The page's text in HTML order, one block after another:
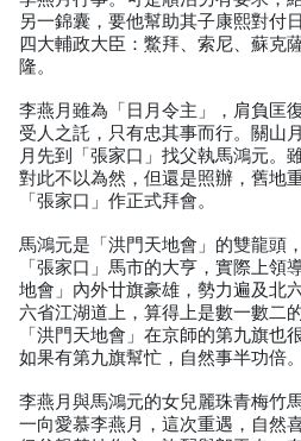
另一錦囊，要他幫助其子康熙對付
四大輔政大臣：鱉拜、索尼、蘇克
隆。
李燕月雖為「日月令主」，肩負匡
受人之託，只有忠其事而行。關山
月先到「張家口」找父執馬鴻元。
對此不以為然，但還是照辦，舊地
「張家口」作正式拜會。
馬鴻元是「洪門天地會」的雙龍頭
「張家口」馬市的大亨，實際上領
地會」內外廿旗豪雄，勢力遍及北
六省江湖道上，算得上是數一數二的
「洪門天地會」在京師的第九旗也
如果有第九旗幫忙，自然事半功倍。
李燕月與馬鴻元的女兒麗珠青梅竹
一向愛慕李燕月，這次重遇，自然